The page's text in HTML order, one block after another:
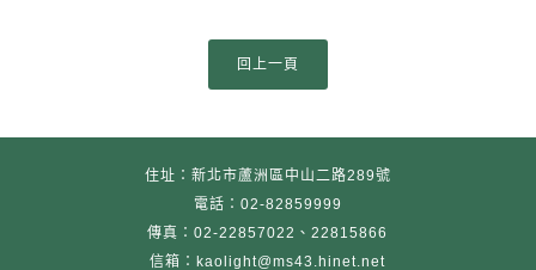
住址：新北市蘆洲區中山二路289號
電話：02-82859999
傳真：02-22857022、22815866
信箱：kaolight@ms43.hinet.net